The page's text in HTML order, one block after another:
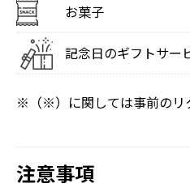
お菓子
記念日のギフトサー
※（※）に関しては事前のリ
注意事項